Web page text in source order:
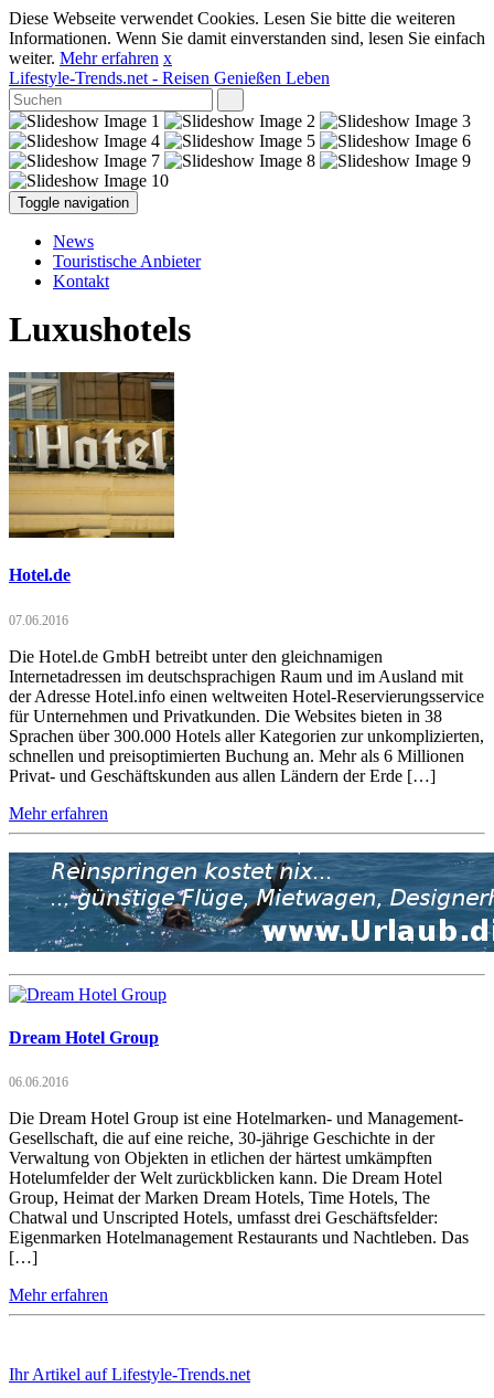
Diese Webseite verwendet Cookies. Lesen Sie bitte die weiteren
Informationen. Wenn Sie damit einverstanden sind, lesen Sie einfach
weiter. Mehr erfahren x
Lifestyle-Trends.net - Reisen Genießen Leben
Toggle navigation
News
Touristische Anbieter
Kontakt
Luxushotels
Hotel.de
07.06.2016
Die Hotel.de GmbH betreibt unter den gleichnamigen
Internetadressen im deutschsprachigen Raum und im Ausland mit
der Adresse Hotel.info einen weltweiten Hotel-Reservierungsservice
für Unternehmen und Privatkunden. Die Websites bieten in 38
Sprachen über 300.000 Hotels aller Kategorien zur unkomplizierten,
schnellen und preisoptimierten Buchung an. Mehr als 6 Millionen
Privat- und Geschäftskunden aus allen Ländern der Erde […]
Mehr erfahren
Dream Hotel Group
06.06.2016
Die Dream Hotel Group ist eine Hotelmarken- und Management-
Gesellschaft, die auf eine reiche, 30-jährige Geschichte in der
Verwaltung von Objekten in etlichen der härtest umkämpften
Hotelumfelder der Welt zurückblicken kann. Die Dream Hotel
Group, Heimat der Marken Dream Hotels, Time Hotels, The
Chatwal und Unscripted Hotels, umfasst drei Geschäftsfelder:
Eigenmarken Hotelmanagement Restaurants und Nachtleben. Das
[…]
Mehr erfahren
Ihr Artikel auf Lifestyle-Trends.net